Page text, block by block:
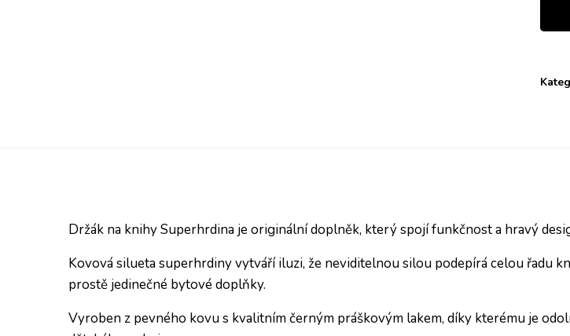
Držák na knihy Superhrdina je originální doplněk, který spojí funkčnost a hravý
Kovová silueta superhrdiny vytváří iluzi, že neviditelnou silou podepírá celou řadu
prostě jedinečné bytové doplňky.
Vyroben z pevného kovu s kvalitním černým práškovým lakem, díky kterému je